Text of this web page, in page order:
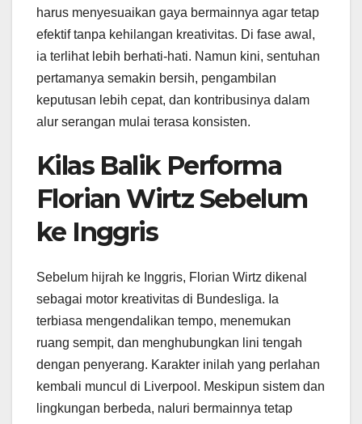
harus menyesuaikan gaya bermainnya agar tetap
efektif tanpa kehilangan kreativitas. Di fase awal,
ia terlihat lebih berhati-hati. Namun kini, sentuhan
pertamanya semakin bersih, pengambilan
keputusan lebih cepat, dan kontribusinya dalam
alur serangan mulai terasa konsisten.
Kilas Balik Performa
Florian Wirtz Sebelum
ke Inggris
Sebelum hijrah ke Inggris, Florian Wirtz dikenal
sebagai motor kreativitas di Bundesliga. Ia
terbiasa mengendalikan tempo, menemukan
ruang sempit, dan menghubungkan lini tengah
dengan penyerang. Karakter inilah yang perlahan
kembali muncul di Liverpool. Meskipun sistem dan
lingkungan berbeda, naluri bermainnya tetap